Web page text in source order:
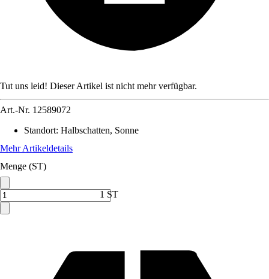
Tut uns leid! Dieser Artikel ist nicht mehr verfügbar.
Art.-Nr. 12589072
Standort: Halbschatten, Sonne
Mehr Artikeldetails
Menge (ST)
1 ST